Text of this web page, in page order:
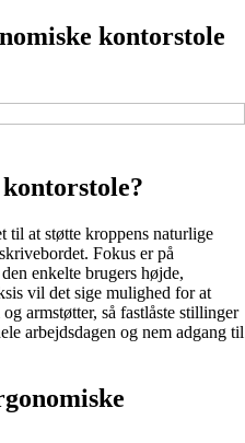
kontorstole
til at støtte kroppens naturlige
Fokus er på
enkelte brugers højde,
vil det sige mulighed for at
armstøtter, så fastlåste stillinger
arbejdsdagen og nem adgang til